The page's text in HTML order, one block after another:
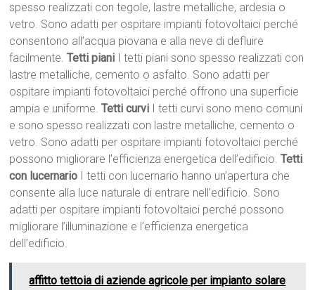
spesso realizzati con tegole, lastre metalliche, ardesia o
vetro. Sono adatti per ospitare impianti fotovoltaici perché
consentono all’acqua piovana e alla neve di defluire
facilmente.Tetti piani I tetti piani sono spesso realizzati con
lastre metalliche, cemento o asfalto. Sono adatti per
ospitare impianti fotovoltaici perché offrono una superficie
ampia e uniforme.Tetti curvi I tetti curvi sono meno comuni
e sono spesso realizzati con lastre metalliche, cemento o
vetro. Sono adatti per ospitare impianti fotovoltaici perché
possono migliorare l’efficienza energetica dell’edificio.Tetti
con lucernario I tetti con lucernario hanno un’apertura che
consente alla luce naturale di entrare nell’edificio. Sono
adatti per ospitare impianti fotovoltaici perché possono
migliorare l’illuminazione e l’efficienza energetica
dell’edificio.
affitto tettoia di aziende agricole per impianto solare